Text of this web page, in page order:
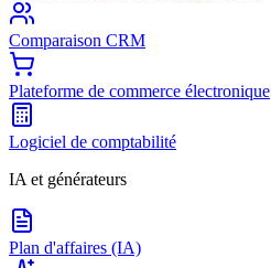
Comparaison CRM
Plateforme de commerce électronique
Logiciel de comptabilité
IA et générateurs
Plan d'affaires (IA)